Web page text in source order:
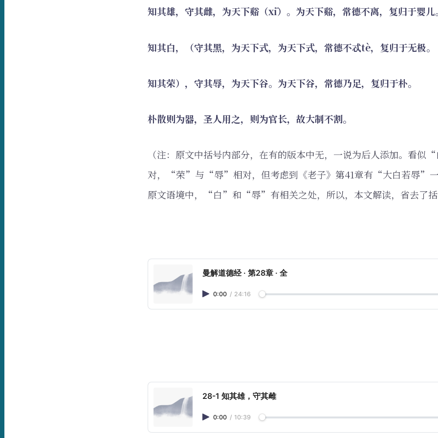
知其雄，守其雌，为天下谿（xī）。为天下谿，常德不离，复归于婴儿。
知其白，（守其黑，为天下式，为天下式，常德不忒tè，复归于无极。
知其荣），守其辱，为天下谷。为天下谷，常德乃足，复归于朴。
朴散则为器，圣人用之，则为官长，故大制不割。
（注：原文中括号内部分，在有的版本中无，一说为后人添加。看
对，“荣”与“辱”相对，但考虑到《老子》第41章有“大白若辱”一
原文语境中，“白”和“辱”有相关之处，所以，本文解读，省去了括
曼解道德经 · 第28章 · 全
0:00 / 24:16
28-1 知其雄，守其雌
0:00 / 10:39